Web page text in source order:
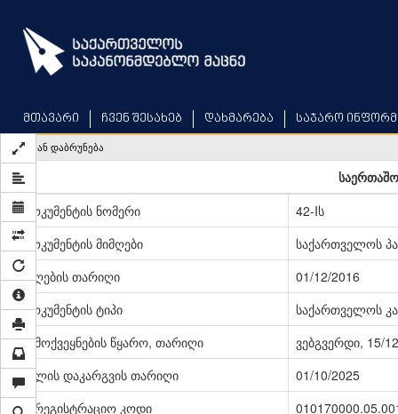
main
content
მთავარი ჩვენ შესახებ დახმარება საჯარო
უკან დაბრუნება
დოკუმენტის ნომერი
42-Iს
დოკუმენტის მიმღები
საქართველოს
მიღების თარიღი
01/12/2016
დოკუმენტის ტიპი
საქართველოს
გამოქვეყნების წყარო, თარიღი
ვებგვერდი, 15/
ძალის დაკარგვის თარიღი
01/10/2025
სარეგისტრაციო კოდი